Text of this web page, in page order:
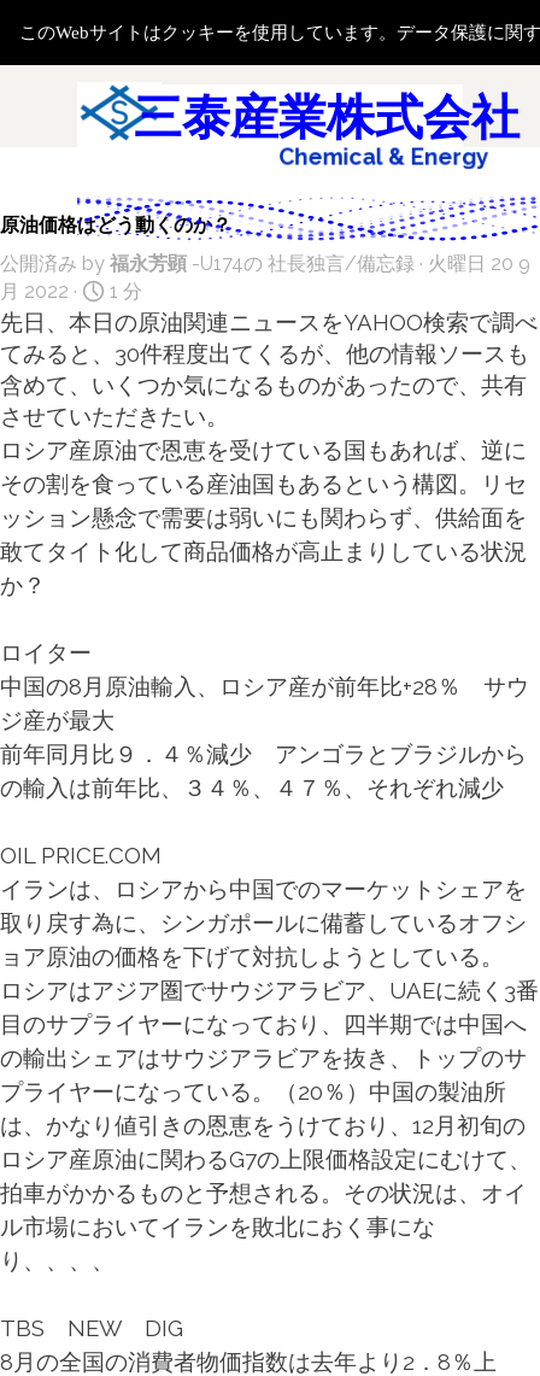
このWebサイトはクッキーを使用しています。データ保護に関
三泰産業株式会社
メニューをスキップ
検索
emical & Energy
Sa
原油価格はどう動くのか？
公開済み by 福永芳顕 -U174の 社長独言/備忘録 · 火曜日 20 9
月 2022 ·
1 分
先日、本日の原油関連ニュースをYAHOO検索で調べ
てみると、30件程度出てくるが、他の情報ソースも
含めて、いくつか気になるものがあったので、共有
させていただきたい。
ロシア産原油で恩恵を受けている国もあれば、逆に
その割を食っている産油国もあるという構図。リセ
ッション懸念で需要は弱いにも関わらず、供給面を
敢てタイト化して商品価格が高止まりしている状況
か？
ロイター
中国の8月原油輸入、ロシア産が前年比+28％ サウ
ジ産が最大
前年同月比９．４％減少 アンゴラとブラジルから
の輸入は前年比、３４％、４７％、それぞれ減少
OIL PRICE.COM
イランは、ロシアから中国でのマーケットシェアを
取り戻す為に、シンガポールに備蓄しているオフシ
ョア原油の価格を下げて対抗しようとしている。
ロシアはアジア圏でサウジアラビア、UAEに続く3番
目のサプライヤーになっており、四半期では中国へ
の輸出シェアはサウジアラビアを抜き、トップのサ
プライヤーになっている。（20％）中国の製油所
は、かなり値引きの恩恵をうけており、12月初旬の
ロシア産原油に関わるG7の上限価格設定にむけて、
拍車がかかるものと予想される。その状況は、オイ
ル市場においてイランを敗北におく事にな
り、、、、
TBS NEW DIG
8月の全国の消費者物価指数は去年より2．8％上